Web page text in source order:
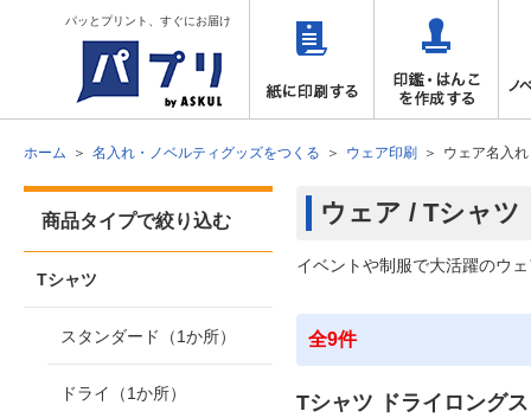
パッとプリント、すぐにお届け
ホーム 名入れ・ノベルティグッズをつくる ウェア印刷 ウェア名入
ウェア / Tシャ
イベントや制服で大活躍のウ
全9件
Tシャツ ドライロング
商品タイプで絞り込む
Tシャツ
スタンダード（1か所）
ドライ（1か所）